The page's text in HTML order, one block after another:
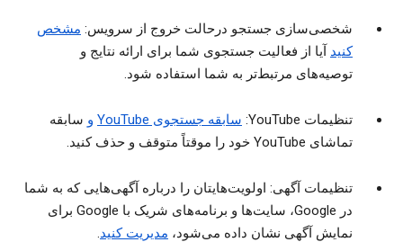
شخصی‌سازی جستجو درحالت خروج از سرویس: مشخص
کنید آیا از فعالیت جستجوی شما برای ارائه نتایج و
توصیه‌های مرتبط‌تر به شما استفاده شود.
تنظیمات YouTube: سابقه جستجوی YouTube و سابقه
تماشای YouTube خود را موقتاً متوقف و حذف کنید.
تنظیمات آگهی: اولویت‌هایتان را درباره آگهی‌هایی که به شما
در Google، سایت‌ها و برنامه‌های شریک با Google برای
نمایش آگهی نشان داده می‌شود، مدیریت کنید.